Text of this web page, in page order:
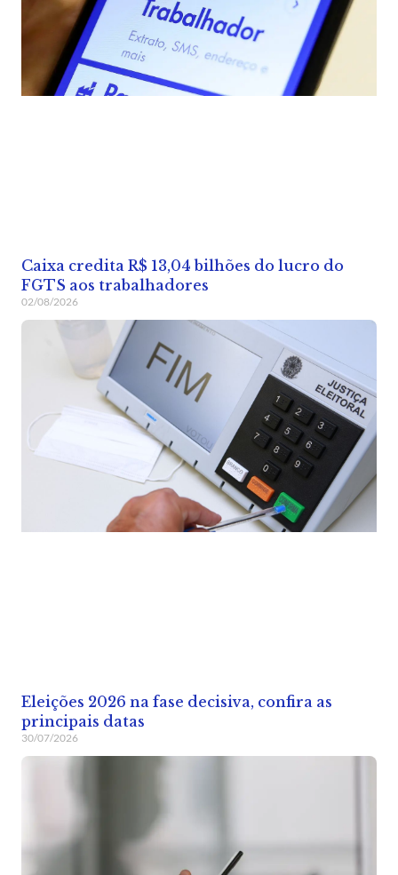
Caixa credita R$ 13,04 bilhões do lucro do
FGTS aos trabalhadores
02/08/2026
Eleições 2026 na fase decisiva, confira as
principais datas
30/07/2026